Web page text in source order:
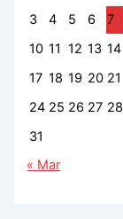
3
4 5 6 7
10 11 12 13 14
17 18 19 20 21
24 25 26 27 28
31
« Mar